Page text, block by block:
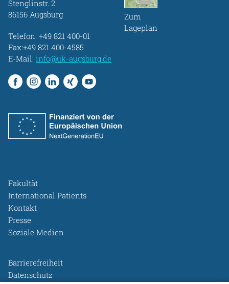
Stenglinstr. 2
86156 Augsburg
Telefon: +49 821 400-01
Fax:+49 821 400-4585
E-Mail: info@uk-augsburg.de
Zum
Lageplan
Fakultät
International Patients
Kontakt
Presse
Soziale Medien
Barrierefreiheit
Datenschutz